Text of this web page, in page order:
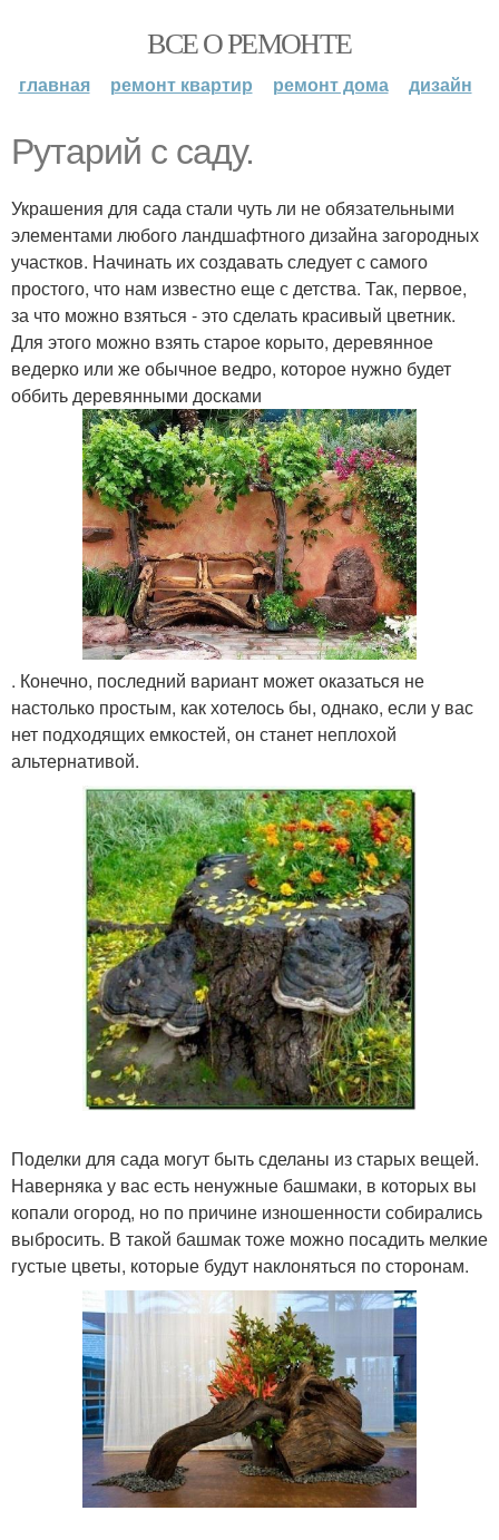
ВСЕ О РЕМОНТЕ
главная ремонт квартир ремонт дома дизайн
Рутарий с саду.
Украшения для сада стали чуть ли не обязательными
элементами любого ландшафтного дизайна загородных
участков. Начинать их создавать следует с самого
простого, что нам известно еще с детства. Так, первое,
за что можно взяться - это сделать красивый цветник.
Для этого можно взять старое корыто, деревянное
ведерко или же обычное ведро, которое нужно будет
оббить деревянными досками
. Конечно, последний вариант может оказаться не
настолько простым, как хотелось бы, однако, если у вас
нет подходящих емкостей, он станет неплохой
альтернативой.
Поделки для сада могут быть сделаны из старых вещей.
Наверняка у вас есть ненужные башмаки, в которых вы
копали огород, но по причине изношенности собирались
выбросить. В такой башмак тоже можно посадить мелкие
густые цветы, которые будут наклоняться по сторонам.